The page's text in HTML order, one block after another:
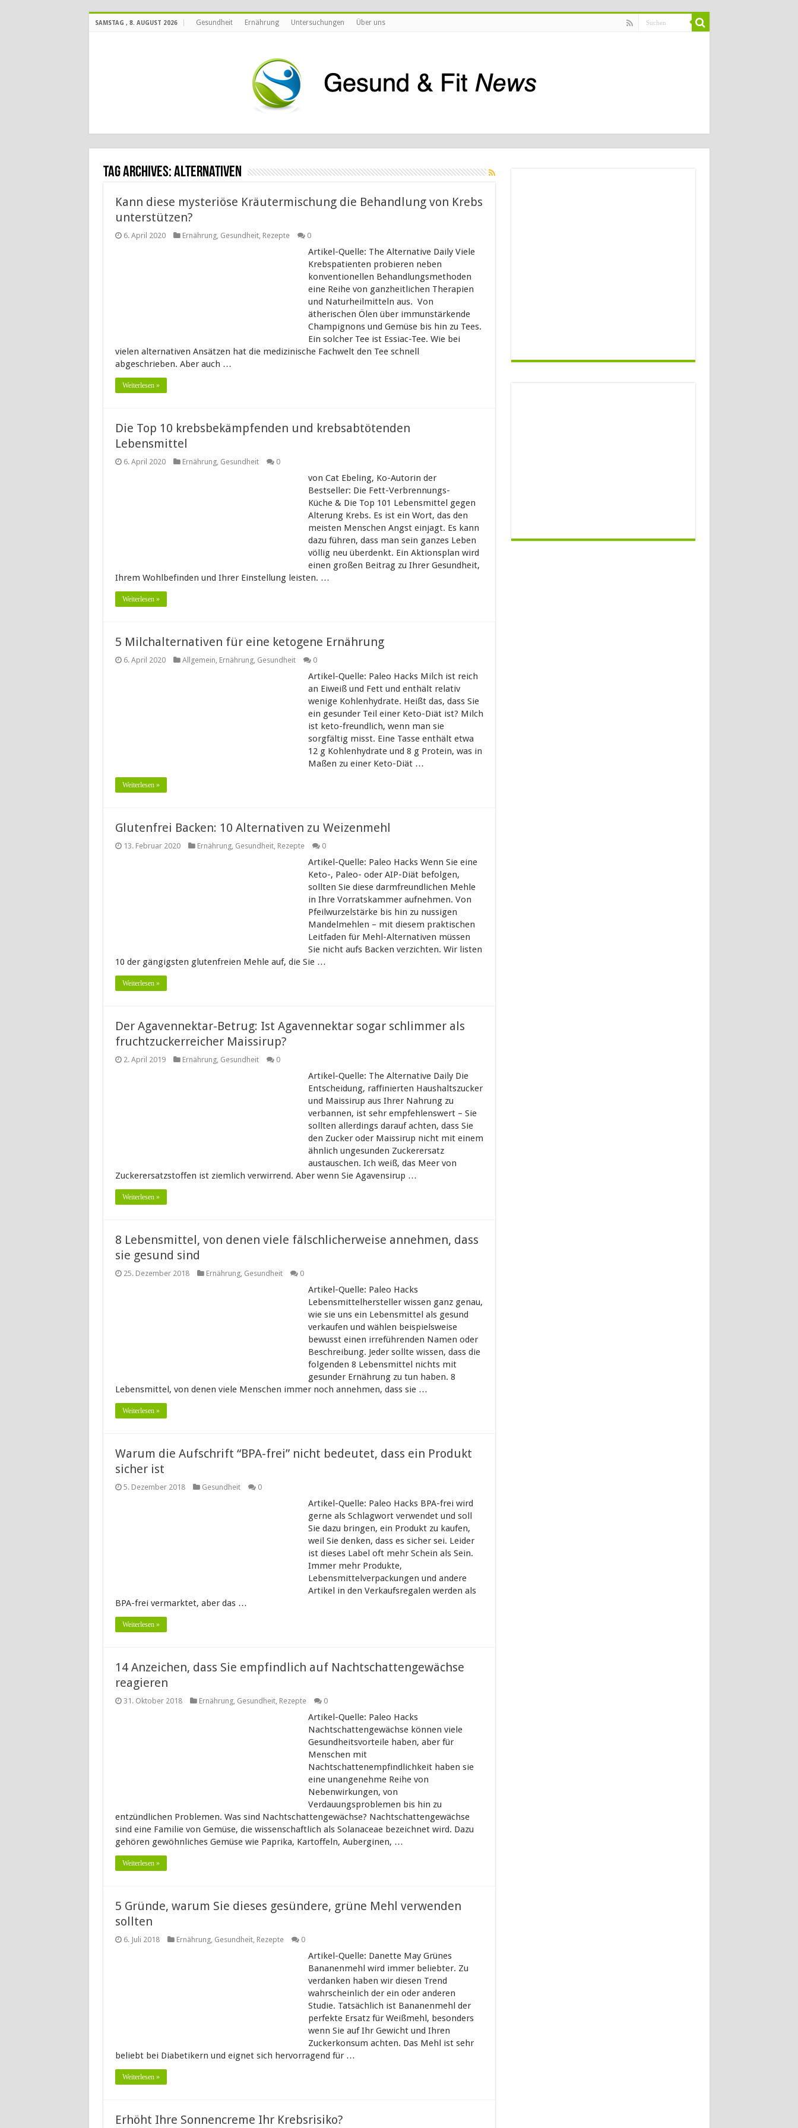
SAMSTAG , 8. AUGUST 2026 Gesundheit Ernährung Untersuchungen Über uns
Tag Archives:Alternativen
Kann diese mysteriöse Kräutermischung die Behandlung von Krebs
unterstützen?
6. April 2020 Ernährung, Gesundheit, Rezepte 0
Artikel-Quelle: The Alternative Daily Viele
Krebspatienten probieren neben
konventionellen Behandlungsmethoden
eine Reihe von ganzheitlichen Therapien
und Naturheilmitteln aus. Von
ätherischen Ölen über immunstärkende
Champignons und Gemüse bis hin zu Tees.
Ein solcher Tee ist Essiac-Tee. Wie bei
vielen alternativen Ansätzen hat die medizinische Fachwelt den Tee schnell
abgeschrieben. Aber auch …
Weiterlesen »
Die Top 10 krebsbekämpfenden und krebsabtötenden
Lebensmittel
6. April 2020 Ernährung, Gesundheit 0
von Cat Ebeling, Ko-Autorin der
Bestseller: Die Fett-Verbrennungs-
Küche & Die Top 101 Lebensmittel gegen
Alterung Krebs. Es ist ein Wort, das den
meisten Menschen Angst einjagt. Es kann
dazu führen, dass man sein ganzes Leben
völlig neu überdenkt. Ein Aktionsplan wird
einen großen Beitrag zu Ihrer Gesundheit,
Ihrem Wohlbefinden und Ihrer Einstellung leisten. …
Weiterlesen »
5 Milchalternativen für eine ketogene Ernährung
6. April 2020 Allgemein, Ernährung, Gesundheit 0
Artikel-Quelle: Paleo Hacks Milch ist reich
an Eiweiß und Fett und enthält relativ
wenige Kohlenhydrate. Heißt das, dass Sie
ein gesunder Teil einer Keto-Diät ist? Milch
ist keto-freundlich, wenn man sie
sorgfältig misst. Eine Tasse enthält etwa
12 g Kohlenhydrate und 8 g Protein, was in
Maßen zu einer Keto-Diät …
Weiterlesen »
Glutenfrei Backen: 10 Alternativen zu Weizenmehl
13. Februar 2020 Ernährung, Gesundheit, Rezepte 0
Artikel-Quelle: Paleo Hacks Wenn Sie eine
Keto-, Paleo- oder AIP-Diät befolgen,
sollten Sie diese darmfreundlichen Mehle
in Ihre Vorratskammer aufnehmen. Von
Pfeilwurzelstärke bis hin zu nussigen
Mandelmehlen – mit diesem praktischen
Leitfaden für Mehl-Alternativen müssen
Sie nicht aufs Backen verzichten. Wir listen
10 der gängigsten glutenfreien Mehle auf, die Sie …
Weiterlesen »
Der Agavennektar-Betrug: Ist Agavennektar sogar schlimmer als
fruchtzuckerreicher Maissirup?
2. April 2019 Ernährung, Gesundheit 0
Artikel-Quelle: The Alternative Daily Die
Entscheidung, raffinierten Haushaltszucker
und Maissirup aus Ihrer Nahrung zu
verbannen, ist sehr empfehlenswert – Sie
sollten allerdings darauf achten, dass Sie
den Zucker oder Maissirup nicht mit einem
ähnlich ungesunden Zuckerersatz
austauschen. Ich weiß, das Meer von
Zuckerersatzstoffen ist ziemlich verwirrend. Aber wenn Sie Agavensirup …
Weiterlesen »
8 Lebensmittel, von denen viele fälschlicherweise annehmen, dass
sie gesund sind
25. Dezember 2018 Ernährung, Gesundheit 0
Artikel-Quelle: Paleo Hacks
Lebensmittelhersteller wissen ganz genau,
wie sie uns ein Lebensmittel als gesund
verkaufen und wählen beispielsweise
bewusst einen irreführenden Namen oder
Beschreibung. Jeder sollte wissen, dass die
folgenden 8 Lebensmittel nichts mit
gesunder Ernährung zu tun haben. 8
Lebensmittel, von denen viele Menschen immer noch annehmen, dass sie …
Weiterlesen »
Warum die Aufschrift “BPA-frei” nicht bedeutet, dass ein Produkt
sicher ist
5. Dezember 2018 Gesundheit 0
Artikel-Quelle: Paleo Hacks BPA-frei wird
gerne als Schlagwort verwendet und soll
Sie dazu bringen, ein Produkt zu kaufen,
weil Sie denken, dass es sicher sei. Leider
ist dieses Label oft mehr Schein als Sein.
Immer mehr Produkte,
Lebensmittelverpackungen und andere
Artikel in den Verkaufsregalen werden als
BPA-frei vermarktet, aber das …
Weiterlesen »
14 Anzeichen, dass Sie empfindlich auf Nachtschattengewächse
reagieren
31. Oktober 2018 Ernährung, Gesundheit, Rezepte 0
Artikel-Quelle: Paleo Hacks
Nachtschattengewächse können viele
Gesundheitsvorteile haben, aber für
Menschen mit
Nachtschattenempfindlichkeit haben sie
eine unangenehme Reihe von
Nebenwirkungen, von
Verdauungsproblemen bis hin zu
entzündlichen Problemen. Was sind Nachtschattengewächse? Nachtschattengewächse
sind eine Familie von Gemüse, die wissenschaftlich als Solanaceae bezeichnet wird. Dazu
gehören gewöhnliches Gemüse wie Paprika, Kartoffeln, Auberginen, …
Weiterlesen »
5 Gründe, warum Sie dieses gesündere, grüne Mehl verwenden
sollten
6. Juli 2018 Ernährung, Gesundheit, Rezepte 0
Artikel-Quelle: Danette May Grünes
Bananenmehl wird immer beliebter. Zu
verdanken haben wir diesen Trend
wahrscheinlich der ein oder anderen
Studie. Tatsächlich ist Bananenmehl der
perfekte Ersatz für Weißmehl, besonders
wenn Sie auf Ihr Gewicht und Ihren
Zuckerkonsum achten. Das Mehl ist sehr
beliebt bei Diabetikern und eignet sich hervorragend für …
Weiterlesen »
Erhöht Ihre Sonnencreme Ihr Krebsrisiko?